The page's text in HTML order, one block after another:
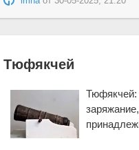
Тюфякчей
Тюфякчей: